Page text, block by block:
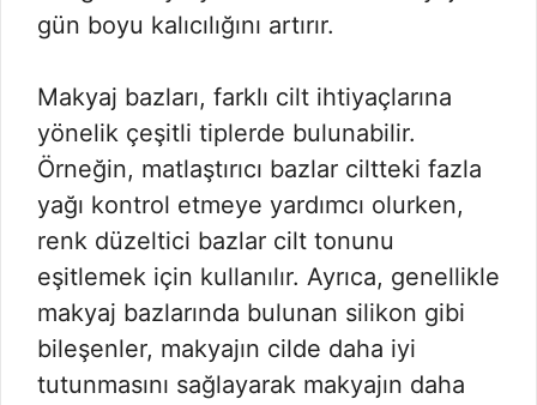
gün boyu kalıcılığını artırır.
Makyaj bazları, farklı cilt ihtiyaçlarına
yönelik çeşitli tiplerde bulunabilir.
Örneğin, matlaştırıcı bazlar ciltteki fazla
yağı kontrol etmeye yardımcı olurken,
renk düzeltici bazlar cilt tonunu
eşitlemek için kullanılır. Ayrıca, genellikle
makyaj bazlarında bulunan silikon gibi
bileşenler, makyajın cilde daha iyi
tutunmasını sağlayarak makyajın daha